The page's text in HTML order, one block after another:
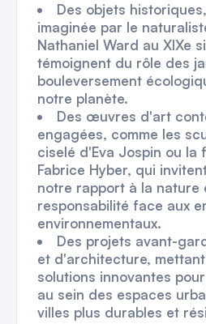
Des objets
imaginée par le
Nathaniel Ward au XIXe
témoignent du rôle des
bouleversement
notre planète.
Des œuvres d'art
engagées, comme les
ciselé d'Eva Jospin ou la
Fabrice Hyber, qui
notre rapport à la nature
responsabilité face aux
environnementaux.
Des projets avant-
et d'architecture,
solutions innovantes
au sein des espaces
villes plus durables et